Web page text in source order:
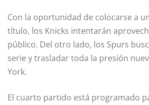
Con la oportunidad de colocarse a
título, los Knicks intentarán
público. Del otro lado, los Spurs
serie y trasladar toda la presión
York.
El cuarto partido está programado